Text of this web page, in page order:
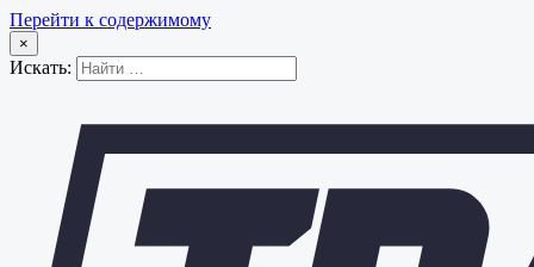
Перейти к содержимому
×
Искать: